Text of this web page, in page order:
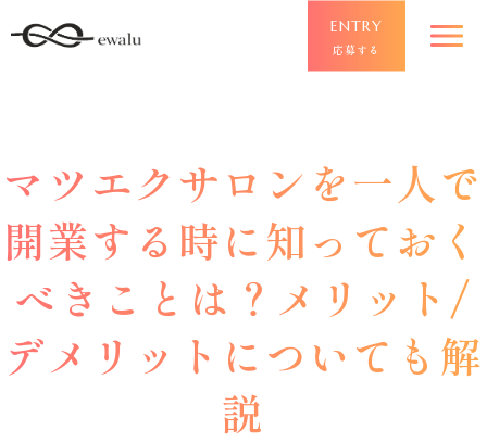
ENTRY
応募する
マツエクサロンを一人で
開業する時に知っておく
べきことは？メリット/
デメリットについても解
説